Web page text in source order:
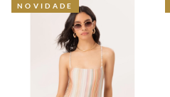
NOVIDADE